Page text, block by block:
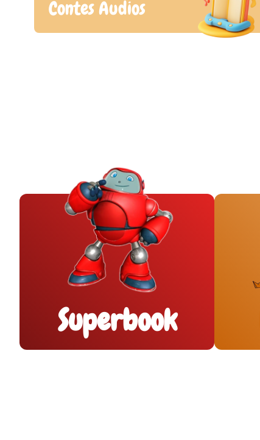
Contes Audios
Superbook